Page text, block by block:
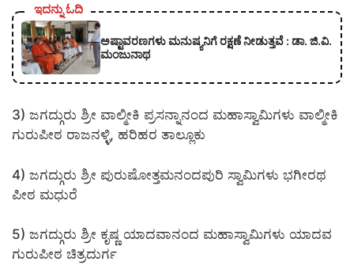
ಇದನ್ನು ಓದಿ
ಅಷ್ಟಾವರಣಗಳು ಮನುಷ್ಯನಿಗೆ ರಕ್ಷಣೆ ನೀಡುತ್ತವೆ : ಡಾ. ಜಿ.ವಿ.
ಮಂಜುನಾಥ
3) ಜಗದ್ಗುರು ಶ್ರೀ ವಾಲ್ಮೀಕಿ ಪ್ರಸನ್ನಾನಂದ ಮಹಾಸ್ವಾಮಿಗಳು ವಾಲ್ಮೀಕಿ
ಗುರುಪೀಠ ರಾಜನಳ್ಳಿ, ಹರಿಹರ ತಾಲ್ಲೂಕು
4) ಜಗದ್ಗುರು ಶ್ರೀ ಪುರುಷೋತ್ತಮನಂದಪುರಿ ಸ್ವಾಮಿಗಳು ಭಗೀರಥ
ಪೀಠ ಮಧುರೆ
5) ಜಗದ್ಗುರು ಶ್ರೀ ಕೃಷ್ಣ ಯಾದವಾನಂದ ಮಹಾಸ್ವಾಮಿಗಳು ಯಾದವ
ಗುರುಪೀಠ ಚಿತ್ರದುರ್ಗ